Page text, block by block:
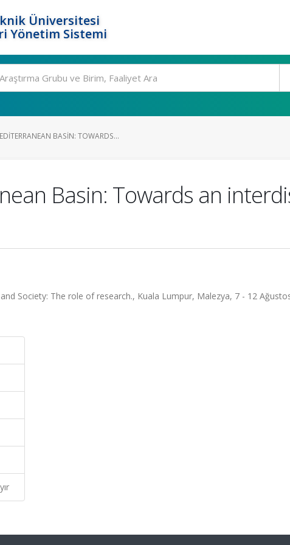
Üniversitesi
Yönetim Sistemi
BASIN: TOWARDS...
Basin: Towards an
Society: The role of research., Kuala Lumpur, Malezya, 7 - 12